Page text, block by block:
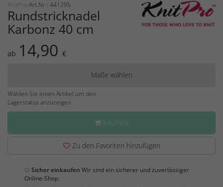
KnitPro Art.Nr.: 441295
Rundstricknadel
Karbonz 40 cm
ab 14,90 €
Maße wählen
Wählen Sie einen Artikel um den
Lagerstatus anzuzeigen.
KAUFEN
Zu den Favoriten hinzufügen
Sicher einkaufen Wir sind ein sicherer und zuverlässiger
Online-Shop.